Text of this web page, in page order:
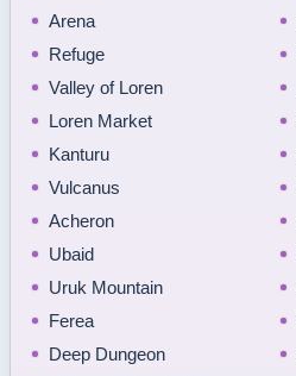
Arena
Refuge
Valley of Loren
Loren Market
Kanturu
Vulcanus
Acheron
Ubaid
Uruk Mountain
Ferea
Deep Dungeon